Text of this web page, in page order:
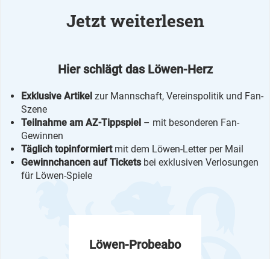
Jetzt weiterlesen
Hier schlägt das Löwen-Herz
Exklusive Artikel zur Mannschaft, Vereinspolitik und Fan-
Szene
Teilnahme am AZ-Tippspiel – mit besonderen Fan-
Gewinnen
Täglich topinformiertmit dem Löwen-Letter per Mail
Gewinnchancen auf Ticketsbei exklusiven Verlosungen
für Löwen-Spiele
Löwen-Probeabo